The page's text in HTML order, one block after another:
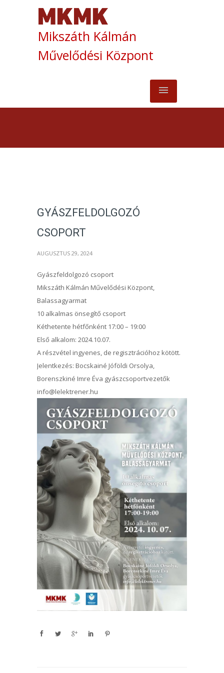
Mikszáth Kálmán
Művelődési Központ
GYÁSZFELDOLGOZÓ
CSOPORT
AUGUSZTUS 29, 2024
Gyászfeldolgozó csoport
Mikszáth Kálmán Művelődési Központ,
Balassagyarmat
10 alkalmas önsegítő csoport
Kéthetente hétfőnként 17:00 – 19:00
Első alkalom: 2024.10.07.
A részvétel ingyenes, de regisztrációhoz kötött.
Jelentkezés: Bocskainé Jóföldi Orsolya,
Borenszkiné Imre Éva gyászcsoportvezetők
info@lelektrener.hu